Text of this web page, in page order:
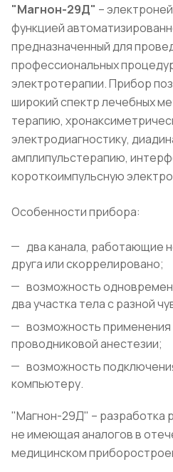
"Магнон-29Д" –
функцией
предназначенный для
профессиональных
электротерапии. Прибор
широкий спектр лечебных
терапию,
электродиагностику,
амплипульстерапию,
короткоимпульсную
Особенности прибора:
два канала, работающие
друга или скоррелировано;
возможность
два участка тела с разной
возможность
проводниковой анестезии;
возможность
компьютеру.
"Магнон-29Д" – разработка
не имеющая аналогов в
медицинском